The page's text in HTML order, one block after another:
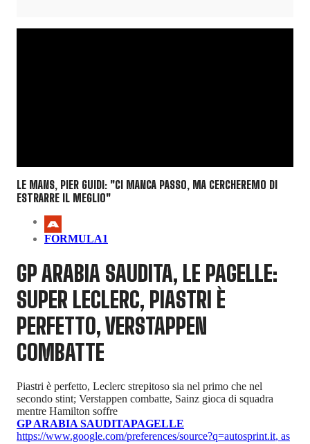
LE MANS, PIER GUIDI: "CI MANCA PASSO, MA CERCHEREMO DI
ESTRARRE IL MEGLIO"
FORMULA1
GP ARABIA SAUDITA, LE PAGELLE:
SUPER LECLERC, PIASTRI È
PERFETTO, VERSTAPPEN
COMBATTE
Piastri è perfetto, Leclerc strepitoso sia nel primo che nel
secondo stint; Verstappen combatte, Sainz gioca di squadra
mentre Hamilton soffre
GP ARABIA SAUDITAPAGELLE
https://www.google.com/preferences/source?q=autosprint.it, as